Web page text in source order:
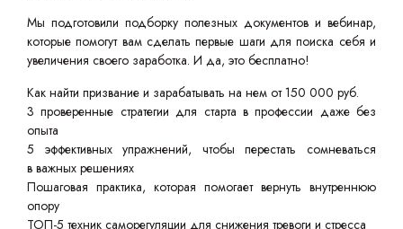
Мы подготовили подборку полезных документов и вебинар,
которые помогут вам сделать первые шаги для поиска себя и
увеличения своего заработка. И да, это бесплатно!
Как найти призвание и зарабатывать на нем от 150 000 руб.
3 проверенные стратегии для старта в профессии даже без
опыта
5 эффективных упражнений, чтобы перестать сомневаться
в важных решениях
Пошаговая практика, которая помогает вернуть внутреннюю
опору
ТОП-5 техник саморегуляции для снижения тревоги и стресса